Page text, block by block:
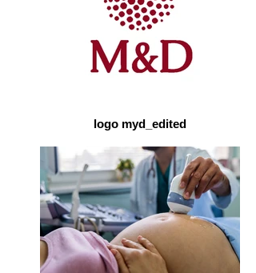
logo myd_edited